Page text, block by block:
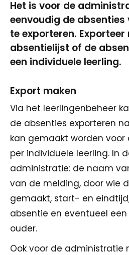
Het is voor de
eenvoudig de absenties
te exporteren.
absentielijst of de
een individuele leerling.
Export maken
Via het leerlingenbeheer
de absenties exporteren
kan gemaakt worden voor
per individuele leerling. In
administratie: de naam
van de melding, door wie
gemaakt, start- en
absentie en eventueel
ouder.
Ook voor de administratie